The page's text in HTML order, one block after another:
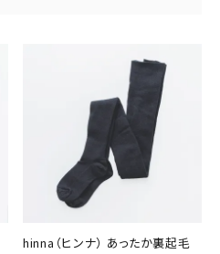
hinna（ヒンナ） あったか裏起毛